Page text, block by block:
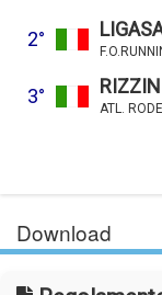
2°
3°
ATL.
Download